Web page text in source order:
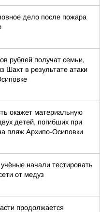
дело после пожара
рублей получат семьи,
Шахт в результате атаки
окажет материальную
детей, погибших при
пляж Архипо-Осиповки
начали тестировать
от медуз
продолжается